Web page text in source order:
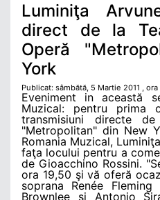
Luminiţa
direct de la
Operă
York
Publicat: sâmbătă, 5 Martie 2011 ,
Eveniment in această
Muzical: pentru
transmisiuni directe
"Metropolitan" din New
Romania Muzical,
faţa locului pentru a
de Gioacchino Rossini.
ora 19,50 şi vă oferă
soprana Renée
Brownlee şi Antonio